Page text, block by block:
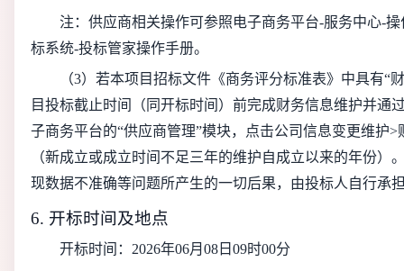
注：供应商相关操作可参照电子商务平台-服务中心-
标系统-投标管家操作手册。
（3）若本项目招标文件《商务评分标准表》中具有“
目投标截止时间（同开标时间）前完成财务信息维护并通
子商务平台的“供应商管理”模块，点击公司信息变更维护
（新成立或成立时间不足三年的维护自成立以来的年份）
现数据不准确等问题所产生的一切后果，由投标人自行承
6. 开标时间及地点
开标时间：2026年06月08日09时00分